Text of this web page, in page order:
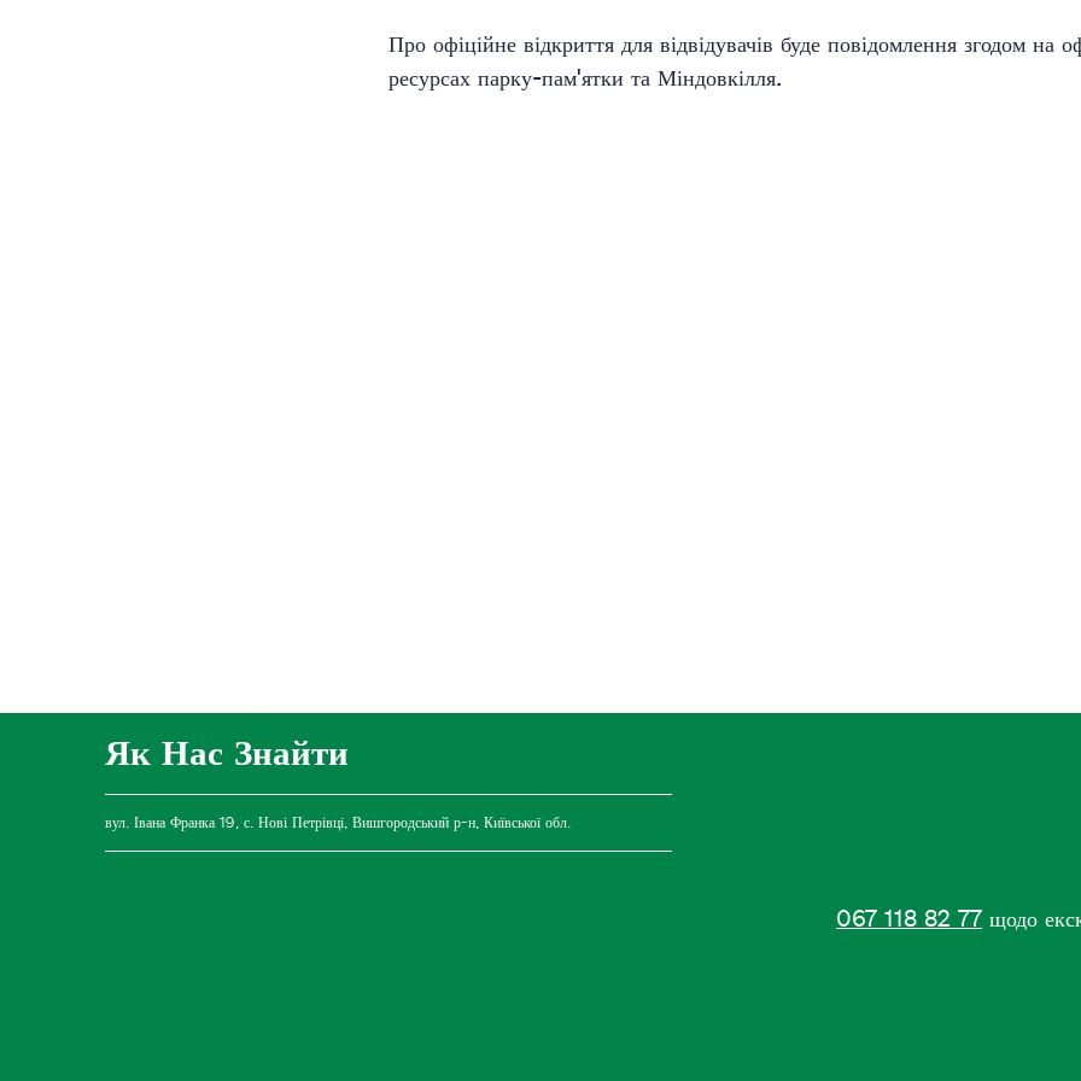
Про офіційне відкриття для відвідувачів буде повідомлення згодом на
ресурсах парку-пам'ятки та Міндовкілля.
Як Нас Знайти
вул. Івана Франка 19, с. Нові Петрівці, Вишгородський р-н, Київської обл.
067 118 82 77 щодо